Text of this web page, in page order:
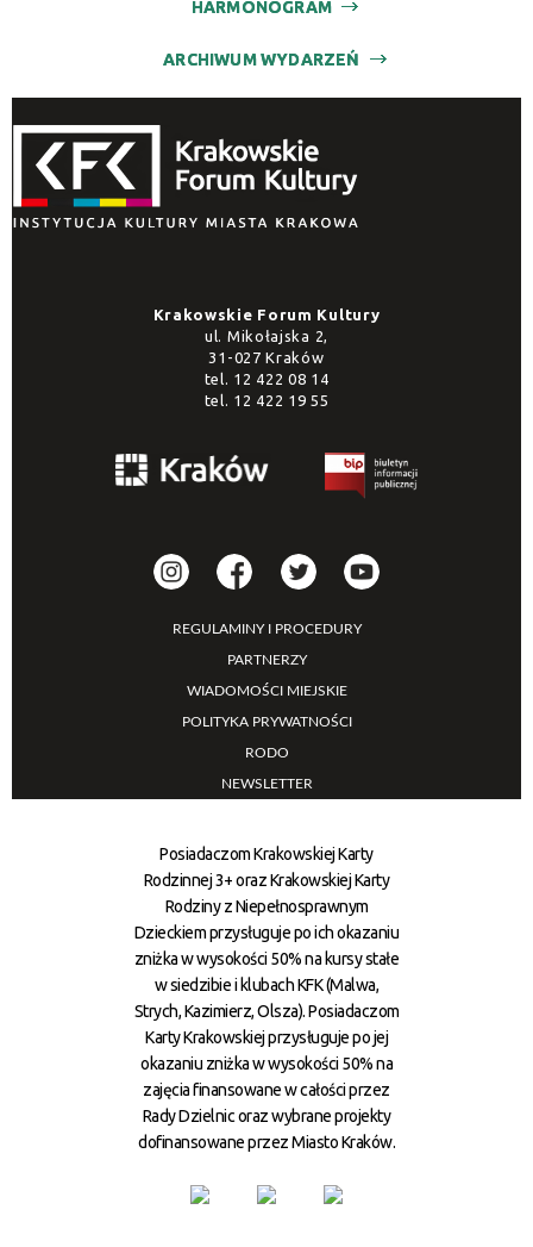
HARMONOGRAM
ARCHIWUM WYDARZEŃ
Krakowskie Forum Kultury
ul. Mikołajska 2,
31-027 Kraków
tel. 12 422 08 14
tel. 12 422 19 55
REGULAMINY I PROCEDURY
PARTNERZY
WIADOMOŚCI MIEJSKIE
POLITYKA PRYWATNOŚCI
RODO
NEWSLETTER
Posiadaczom Krakowskiej Karty
Rodzinnej 3+ oraz Krakowskiej Karty
Rodziny z Niepełnosprawnym
Dzieckiem przysługuje po ich okazaniu
zniżka w wysokości 50% na kursy stałe
w siedzibie i klubach KFK (Malwa,
Strych, Kazimierz, Olsza). Posiadaczom
Karty Krakowskiej przysługuje po jej
okazaniu zniżka w wysokości 50% na
zajęcia finansowane w całości przez
Rady Dzielnic oraz wybrane projekty
dofinansowane przez Miasto Kraków.